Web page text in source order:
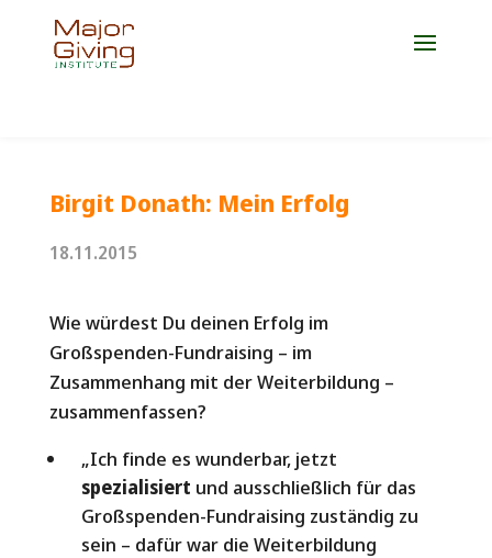
Jetzt Platz für die Weiterbildung 2027 sichern!
Birgit Donath: Mein Erfolg
18.11.2015
Wie würdest Du deinen Erfolg im
Großspenden-Fundraising – im
Zusammenhang mit der Weiterbildung –
zusammenfassen?
„Ich finde es wunderbar, jetzt
spezialisiert und ausschließlich für das
Großspenden-Fundraising zuständig zu
sein – dafür war die Weiterbildung